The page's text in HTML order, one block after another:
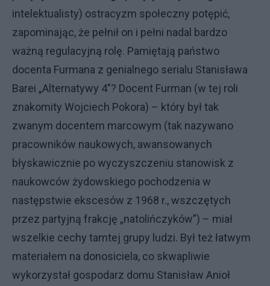
intelektualisty) ostracyzm społeczny potępić,
zapominając, że pełnił on i pełni nadal bardzo
ważną regulacyjną rolę. Pamiętają państwo
docenta Furmana z genialnego serialu Stanisława
Barei „Alternatywy 4”? Docent Furman (w tej roli
znakomity Wojciech Pokora) – który był tak
zwanym docentem marcowym (tak nazywano
pracowników naukowych, awansowanych
błyskawicznie po wyczyszczeniu stanowisk z
naukowców żydowskiego pochodzenia w
następstwie ekscesów z 1968 r., wszczętych
przez partyjną frakcję „natolińczyków”) – miał
wszelkie cechy tamtej grupy ludzi. Był też łatwym
materiałem na donosiciela, co skwapliwie
wykorzystał gospodarz domu Stanisław Anioł